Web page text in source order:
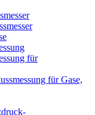
für
für Gase,